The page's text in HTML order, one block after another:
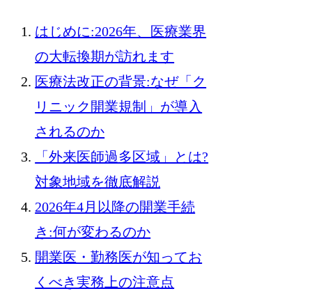
はじめに:2026年、医療業界
の大転換期が訪れます
医療法改正の背景:なぜ「ク
リニック開業規制」が導入
されるのか
「外来医師過多区域」とは?
対象地域を徹底解説
2026年4月以降の開業手続
き:何が変わるのか
開業医・勤務医が知ってお
くべき実務上の注意点